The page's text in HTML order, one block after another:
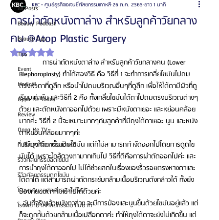
All Posts
Beauty Podcast
Beauty Tips
Tips
Event
Medical
Oppa Me Today
Review
Oppa Me TV
ที่ปรึกษาศัลยกรรมเกาหลี
รีวิวศัลยกรรมฉีดไขมัน
รีวิวศัลยกรรมดูดไขมัน
โรงพยาบาลศัลยกรรมเอท็อป
โรงพยาบาลศัลยกรรมบาโนบากิ
การผ่าตัดหนังตาล่าง สำหรับลูกค้าวัยกลาง
คน @Atop Plastic Surgery
KBC - ศูนย์ธุรกิจเอเจนซี่ศัลยกรรมเกาหลี26 ต.ค. 2565 ยาว 1 นาที
ได้รับ NaN เต็ม 5 ดาว
การผ่าตัดหนังตาล่าง สำหรับลูกค้าวัยกลางคน (Lower
Blepharoplasty) ทำได้สองวิธี คือ วิธีที่ 1 จะทำการเกลี่ยไขมันไปถม
ตรงหัวตาที่ดูลึก หรือนำไปถมบริเวณอื่นๆที่ดูลึก เพื่อให้ใต้ตามีผิวที่ดู
เรียบเท่ากัน และวิธีที่ 2 คือ ทั้งเกลี่ยไขมันใต้ตาไปถมตรงบริเวณต่างๆ
ด้วย และตัดหนังตาออกไปด้วย เพราะมีหนังตาเยอะ และหย่อนคล้อย
มากค่ะ วิธีที่ 2 นี้จะเหมาะมากๆกับลูกค้าที่มีถุงใต้ตาเยอะ นูน และหนัง
ตาหย่อนคล้อยมากๆค่ะ
  แม้ถุงใต้ตานั้นเป็นไขมัน แต่ก็ไม่สามารถกำจัดออกไปโดยการดูดไข
มันได้ เพราะใกล้ดวงตามากเกินไป วิธีที่ดีคือการผ่าตัดออกไปค่ะ และ
การนำถุงใต้ตาออกไป ไม่ได้ช่วยลดในเรื่องของริ้วรอยตรงหางตาและ
ใต้ตาได้ แต่สามารถผ่าตัดกระชับกล้ามเนื้อบริเวณดังกล่าวได้ ทั้งยัง
ป้องกันขนตาทิ่มเข้าไปได้ด้วยค่ะ
  อันที่จริงแล้วหนังตาล่าง จะมีการป่องและนูนขึ้นด้วยไขมันอยู่แล้ว แต่
ก็จะถูกกั้นด้วยกล้ามเนื้อเปลือกตาค่ะ ทำให้ถุงใต้ตาจะยังไม่เกิดขึ้น แต่